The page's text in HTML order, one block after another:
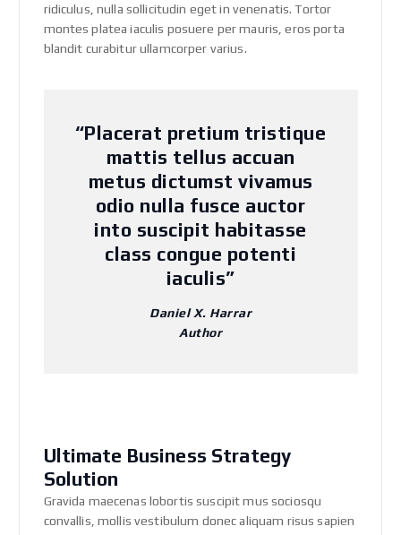
ridiculus, nulla sollicitudin eget in venenatis. Tortor
montes platea iaculis posuere per mauris, eros porta
blandit curabitur ullamcorper varius.
“Placerat pretium tristique
mattis tellus accuan
metus dictumst vivamus
odio nulla fusce auctor
into suscipit habitasse
class congue potenti
iaculis”
Daniel X. Harrar
Author
Ultimate Business Strategy
Solution
Gravida maecenas lobortis suscipit mus sociosqu
convallis, mollis vestibulum donec aliquam risus sapien